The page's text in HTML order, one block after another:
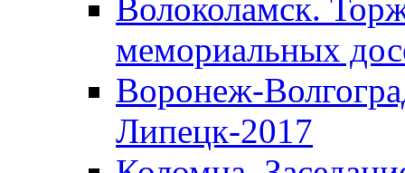
Волоколамск.
мемориальных
Воронеж-
Липецк-2017